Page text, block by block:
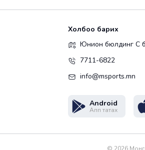
Холбоо барих
Юнион бюлдинг С
7711-6822
info@msports.mn
Android
Апп татах